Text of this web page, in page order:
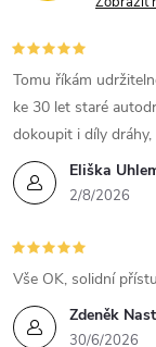
Eliška
2/8/2026
Tomu říkám
ke 30 let staré
dokoupit i díly
Zdeněk
30/6/2026
Vše OK, solidní